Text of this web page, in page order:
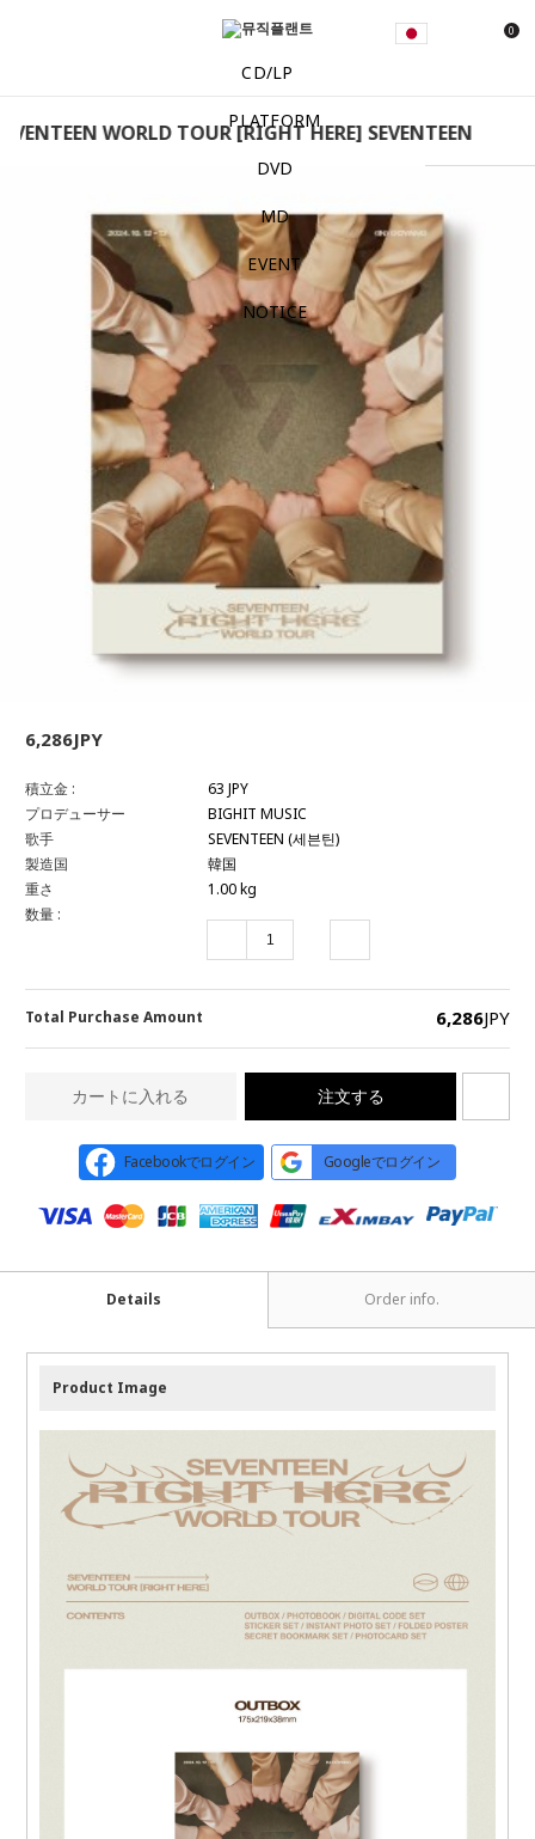
0
CD/LP
PLATFORM
DVD
MD
EVENT
NOTICE
WORLD TOUR [RIGHT HERE] SEVENTEEN -
6,286JPY
積立金 :
63 JPY
プロデューサー
BIGHIT MUSIC
歌手
SEVENTEEN (세븐틴)
製造国
韓国
重さ
1.00 kg
数量 :
Total Purchase Amount 6,286JPY
カートに入れる 注文する
Facebookでログイン Googleでログイン
Details Order info.
Product Image